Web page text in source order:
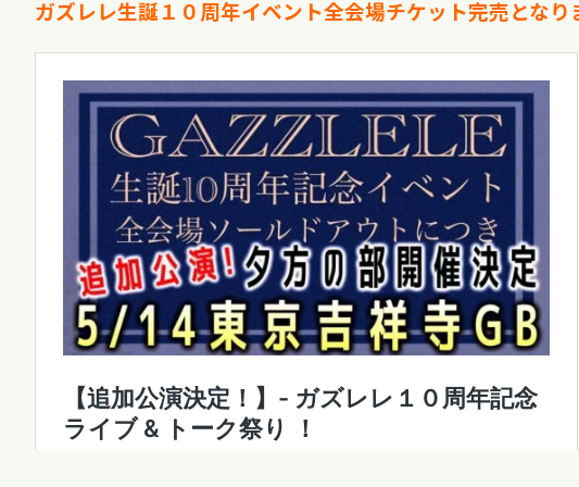
ガズレレ生誕１０周年イベント全会場チケット完売となり